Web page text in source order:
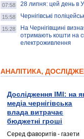
07:58 28 липня: цей день в
15:58 Чернігівські
15:28
На Чернігівщині
отримають кошти на
електроживлення
АНАЛІТИКА,
Дослідження ІМІ: на
медіа чернігівська
влада витрачає
бюджетні гроші
Серед фаворитів - газети